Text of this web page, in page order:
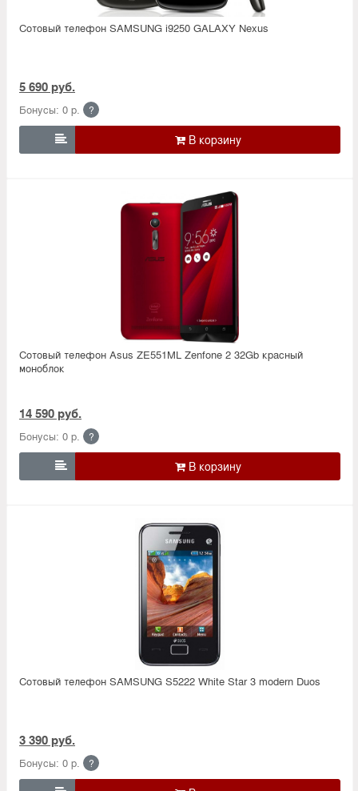
Сотовый телефон SAMSUNG i9250 GALAXY Nexus
5 690 руб.
Бонусы: 0 р. ?

Сотовый телефон Asus ZE551ML Zenfone 2 32Gb красный
моноблок
14 590 руб.
Бонусы: 0 р. ?

Сотовый телефон SAMSUNG S5222 White Star 3 modern Duos
3 390 руб.
Бонусы: 0 р. ?